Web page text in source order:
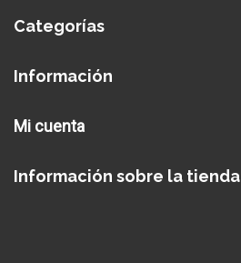
Categorías
Información
Mi cuenta
Información sobre la tienda